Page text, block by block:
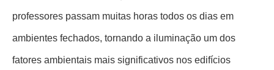
professores passam muitas horas todos os dias em
ambientes fechados, tornando a iluminação um dos
fatores ambientais mais significativos nos edifícios